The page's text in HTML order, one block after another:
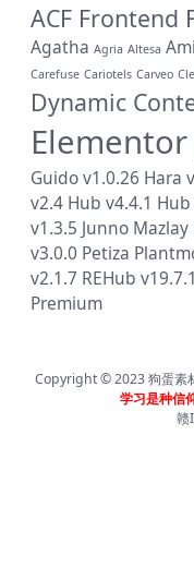
ACF Frontend
Agatha Agria Altesa
Carefuse Cariotels Carveo
Dynamic
Guido v1.0.26 Hara
v2.4 Hub v4.4.1 Hub
v1.3.5 Junno Mazlay
v3.0.0 Petiza
v2.1.7 REHub v19.7.1
Premium
Copyright © 2023狗蛋
学习是种信
赣